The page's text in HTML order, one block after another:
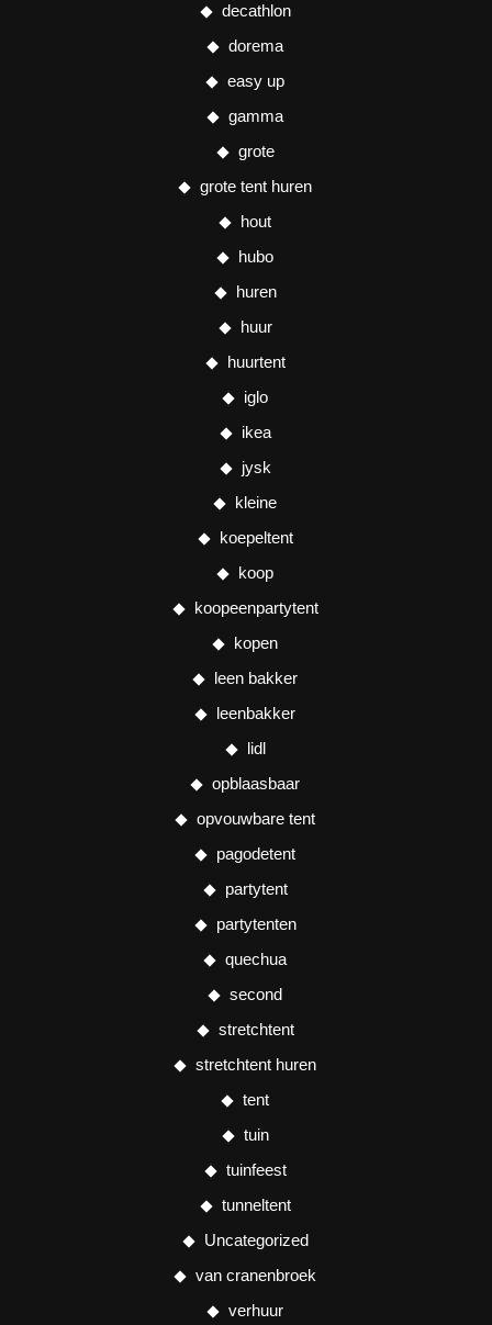
decathlon
dorema
easy up
gamma
grote
grote tent huren
hout
hubo
huren
huur
huurtent
iglo
ikea
jysk
kleine
koepeltent
koop
koopeenpartytent
kopen
leen bakker
leenbakker
lidl
opblaasbaar
opvouwbare tent
pagodetent
partytent
partytenten
quechua
second
stretchtent
stretchtent huren
tent
tuin
tuinfeest
tunneltent
Uncategorized
van cranenbroek
verhuur